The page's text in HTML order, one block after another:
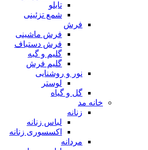
تابلو
شمع تزئینی
فرش
فرش ماشینی
فرش دستباف
گلیم و گبه
گلیم فرش
نور و روشنایی
لوستر
گل و گیاه
خانه مد
زنانه
لباس زنانه
اکسسوری زنانه
مردانه